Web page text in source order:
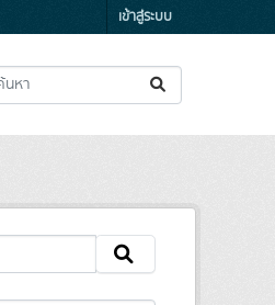
เข้าสู่ระบบ